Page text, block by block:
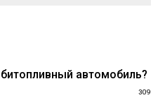
автомобиль?
309